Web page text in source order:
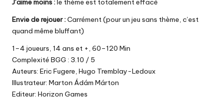
Envie de rejouer :Carrément (pour un jeu sans thème, c’est
quand même bluffant)
1–4 joueurs, 14 ans et +, 60–120 Min
Complexité BGG : 3.10 / 5
Auteurs: Eric Fugere, Hugo Tremblay-Ledoux
Illustrateur: Marton Ádám Márton
Editeur: Horizon Games